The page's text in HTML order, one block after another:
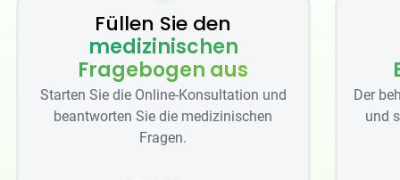
Füllen Sie den
medizinischen
Fragebogen aus
Starten Sie die Online-Konsultation und
beantworten Sie die medizinischen
Fragen.
Der
und